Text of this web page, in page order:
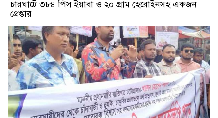
চারঘাটে ৩৮৪ পিস ইয়াবা ও ২০ গ্রাম হেরোইনসহ একজন
গ্রেপ্তার